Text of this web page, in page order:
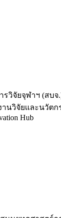
รวิจัยจุฬาฯ (สบจ
านวิจัยและนวัตก
Hub